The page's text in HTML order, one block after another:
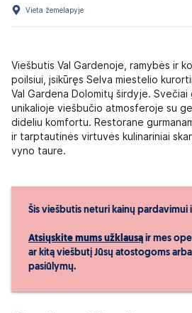
Vieta žemėlapyje
Viešbutis Val Gardenoje, ramybės ir
poilsiui, įsikūręs Selva miestelio
Val Gardena Dolomitų širdyje. Svečiai
unikalioje viešbučio atmosferoje su
dideliu komfortu. Restorane
ir tarptautinės virtuvės kulinariniai
vyno taure.
Šis viešbutis neturi kainų pardavimui
Atsiųskite mums užklausą ir mes
ar kitą viešbutį Jūsų atostogoms
pasiūlymų.